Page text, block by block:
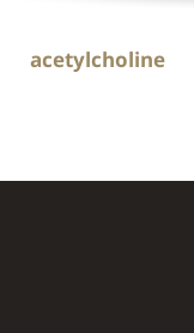
acetylcholine